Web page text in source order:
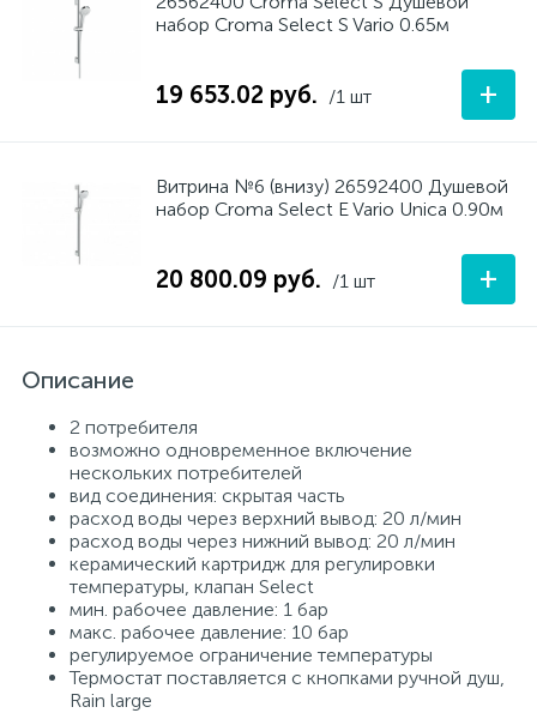
набор Croma Select S Vario 0.65м
19 653.02 руб. /1 шт +
Витрина №6 (внизу) 26592400 Душевой
набор Croma Select E Vario Unica 0.90м
20 800.09 руб. /1 шт +
Описание
2 потребителя
возможно одновременное включение
нескольких потребителей
вид соединения: скрытая часть
расход воды через верхний вывод: 20 л/мин
расход воды через нижний вывод: 20 л/мин
керамический картридж для регулировки
температуры, клапан Select
мин. рабочее давление: 1 бар
макс. рабочее давление: 10 бар
регулируемое ограничение температуры
Термостат поставляется с кнопками ручной душ,
Rain large